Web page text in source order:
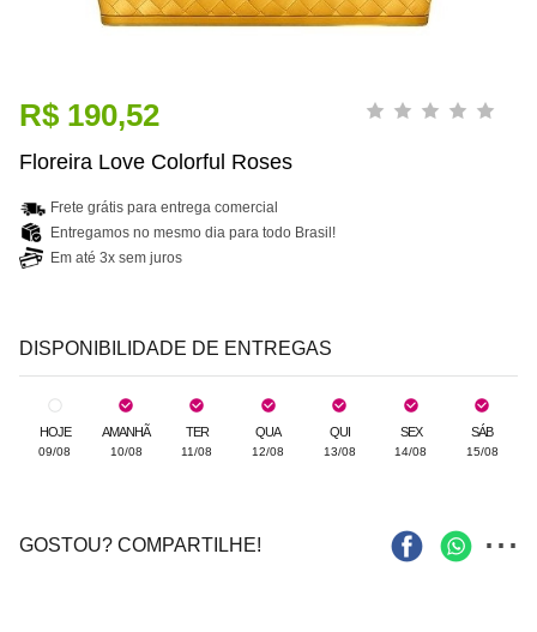
R$ 190,52
Floreira Love Colorful Roses
Frete grátis para entrega comercial
Entregamos no mesmo dia para todo Brasil!
Em até 3x sem juros
DISPONIBILIDADE DE ENTREGAS
HOJE
09/08
AMANHÃ
10/08
TER
11/08
QUA
12/08
QUI
13/08
SEX
14/08
SÁB
15/08
GOSTOU? COMPARTILHE! ...